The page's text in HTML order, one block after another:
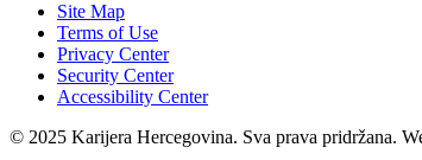
Site Map
Terms of Use
Privacy Center
Security Center
Accessibility Center
© 2025 Karijera Hercegovina. Sva prava pridržana.